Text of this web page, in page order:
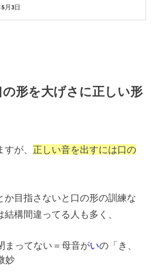
月3日
形を大げさに正しい形
が、 正しい音を出すには口の
か目指さないと口の形の訓練な
構間違ってる人も多く、
まってない＝母音がいの「き、
妙